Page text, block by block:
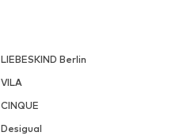
LIEBESKIND Berlin
VILA
CINQUE
Desigual